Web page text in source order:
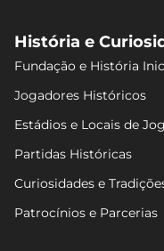
História e
Fundação e História
Jogadores Históricos
Estádios e Locais de
Partidas Históricas
Curiosidades e
Patrocínios e Parcerias